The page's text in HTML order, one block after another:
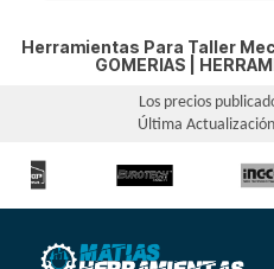
Herramientas Para Taller
GOMERIAS
Los precios
Última